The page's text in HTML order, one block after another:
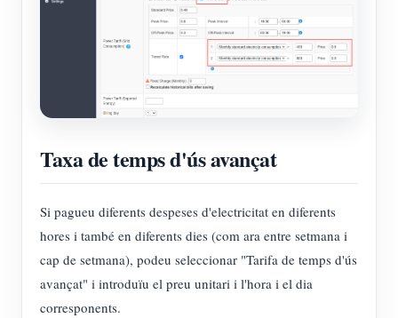
Taxa de temps d'ús avançat
Si pagueu diferents despeses d'electricitat en diferents
hores i també en diferents dies (com ara entre setmana i
cap de setmana), podeu seleccionar "Tarifa de temps d'ús
avançat" i introduïu el preu unitari i l'hora i el dia
corresponents.